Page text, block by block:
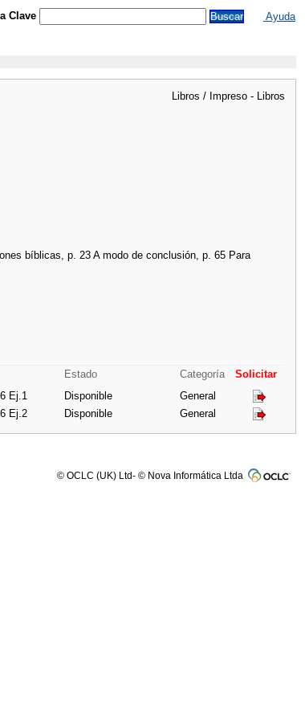
Clave Ayuda
Libros / Impreso - Libros
bíblicas, p. 23 A modo de conclusión, p. 65 Para
Estado Categoría
Solicitar
Ej.1 Disponible
General
Ej.2 Disponible General
© OCLC (UK) Ltd- © Nova Informática Ltda